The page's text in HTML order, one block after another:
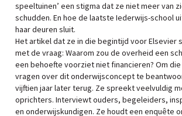
speeltuinen’ een stigma dat ze niet meer van
schudden. En hoe de laatste Iederwijs-school
haar deuren sluit.
Het artikel dat ze in die begintijd voor Elsevier
met de vraag: Waarom zou de overheid een
een behoefte voorziet niet financieren? Om
vragen over dit onderwijsconcept te
vijftien jaar later terug. Ze spreekt veelvuldig
oprichters. Interviewt ouders, begeleiders,
en onderwijskundigen. Ze houdt een enquête